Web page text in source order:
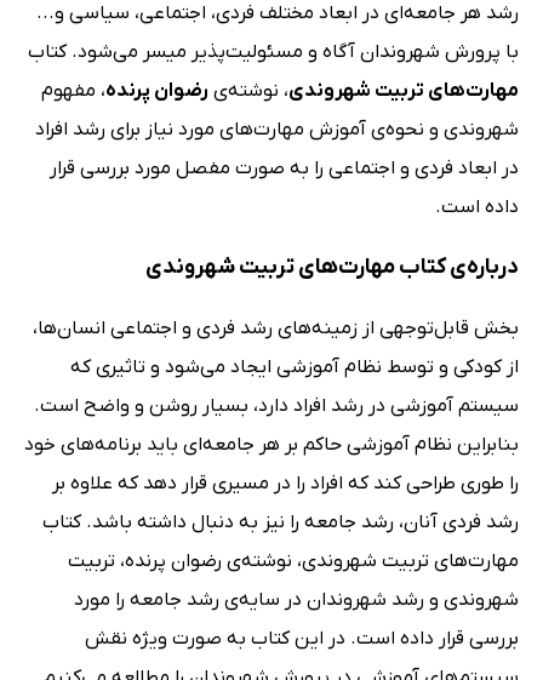
رشد هر جامعه‌ای در ابعاد مختلف فردی، اجتماعی، سیاسی و...
با پرورش شهروندان آگاه و مسئولیت‌پذیر میسر می‌شود. کتاب
مهارت‌های تربیت شهروندی، نوشته‌ی رضوان پرنده، مفهوم
شهروندی و نحوه‌ی آموزش مهارت‌های مورد نیاز برای رشد افراد
در ابعاد فردی و اجتماعی را به صورت مفصل مورد بررسی قرار
داده است.
درباره‌ی کتاب مهارت‌های تربیت شهروندی
بخش قابل‌توجهی از زمینه‌های رشد فردی و اجتماعی انسان‌ها،
از کودکی و توسط نظام آموزشی ایجاد می‌شود و تاثیری که
سیستم آموزشی در رشد افراد دارد، بسیار روشن و واضح است.
بنابراین نظام آموزشی حاکم بر هر جامعه‌ای باید برنامه‌های خود
را طوری طراحی کند که افراد را در مسیری قرار دهد که علاوه بر
رشد فردی آنان، رشد جامعه را نیز به دنبال داشته باشد. کتاب
مهارت‌های تربیت شهروندی، نوشته‌ی رضوان پرنده، تربیت
شهروندی و رشد شهروندان در سایه‌ی رشد جامعه را مورد
بررسی قرار داده است. در این کتاب به صورت ویژه نقش